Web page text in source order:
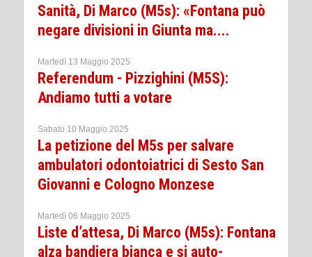
Sanità, Di Marco (M5s): «Fontana può
negare divisioni in Giunta ma....
Martedì 13 Maggio 2025
Referendum - Pizzighini (M5S):
Andiamo tutti a votare
Sabato 10 Maggio 2025
La petizione del M5s per salvare
ambulatori odontoiatrici di Sesto San
Giovanni e Cologno Monzese
Martedì 06 Maggio 2025
Liste d’attesa, Di Marco (M5s): Fontana
alza bandiera bianca e si auto-